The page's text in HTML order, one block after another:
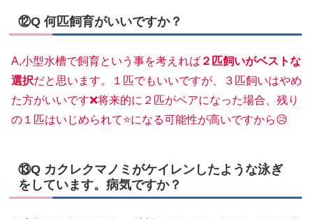
⑫Q 何匹飼育がいいですか？
A,小型水槽で飼育という事を考えれば ２匹飼いがベストな
選択だと思います。１匹でもいいですが、３匹飼いはやめ
た方がいいです❌将来的に２匹がペアになった場合、残り
の１匹はいじめられて⭐になる可能性が高いですから😥
⑬Q カクレクマノミがケイレンしたような泳ぎ
をしています。病気ですか？